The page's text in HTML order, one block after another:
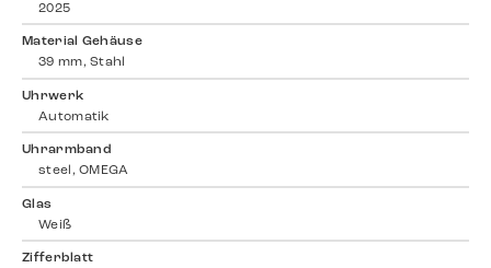
2025
Material Gehäuse
39 mm, Stahl
Uhrwerk
Automatik
Uhrarmband
steel, OMEGA
Glas
Weiß
Zifferblatt